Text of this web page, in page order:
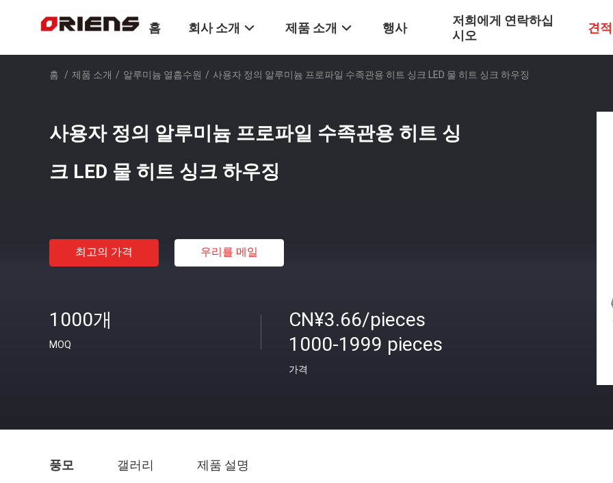
홈 회사 소개 제품 소개 행사
저희에게 연락하십
시오
견
홈 / 제품 소개 / 알루미늄 열흡수원 / 사용자 정의 알루미늄 프로파일 수족관용 히트 싱크 LED 물 히트 싱크 하우징
사용자 정의 알루미늄 프로파일 수족관용 히트 싱
크 LED 물 히트 싱크 하우징
최고의 가격 우리를 메일
1000개
MOQ
CN¥3.66/pieces
1000-1999 pieces
가격
풍모 갤러리 제품 설명